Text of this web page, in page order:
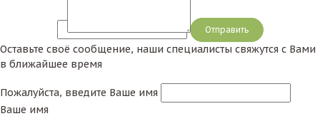
Сообщение
Оставьте своё сообщение, наши специалисты свяжутся с Вами
в ближайшее время
Пожалуйста, введите Ваше имя
Ваше имя